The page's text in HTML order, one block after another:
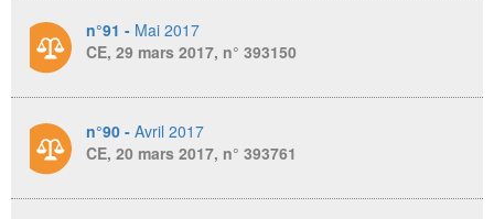
n°91 - Mai 2017
CE, 29 mars 2017, n° 393150
n°90 - Avril 2017
CE, 20 mars 2017, n° 393761